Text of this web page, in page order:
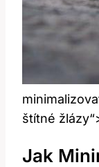
štítné
Jak